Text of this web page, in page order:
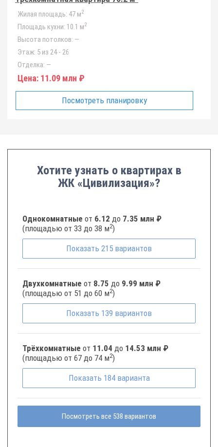
Жилая площадь: 47 м2
Площадь кухни: 10.1 м2
Высота потолков: —
Этаж: 5 из 24 - 26
Отделка: —
Цена: 11.09 млн ₽
Посмотреть планировку
Хотите узнать о квартирах в
ЖК «Цивилизация»?
Однокомнатные от 6.12 до 7.35 млн ₽
(площадью от 33 до 38 м2)
Показать 215 вариантов
Двухкомнатные от 8.75 до 9.99 млн ₽
(площадью от 51 до 60 м2)
Показать 139 вариантов
Трёхкомнатные от 11.04 до 14.53 млн ₽
(площадью от 67 до 74 м2)
Показать 184 варианта
Посмотреть все 538 вариантов